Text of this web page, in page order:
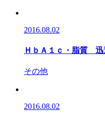
2016.08.02
ＨｂＡ１ｃ・脂質 迅
その他
2016.08.02